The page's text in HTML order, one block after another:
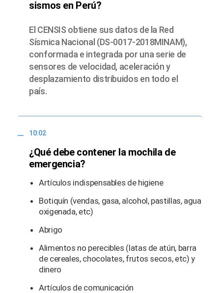
sismos en Perú?
El CENSIS obtiene sus datos de la Red
Sísmica Nacional (DS-0017-2018MINAM),
conformada e integrada por una serie de
sensores de velocidad, aceleración y
desplazamiento distribuidos en todo el
país.
10:02
¿Qué debe contener la mochila de
emergencia?
Artículos indispensables de higiene
Botiquín (vendas, gasa, alcohol, pastillas, agua
oxigenada, etc)
Abrigo
Alimentos no perecibles (latas de atún, barra
de cereales, chocolates, frutos secos, etc) y
dinero
Artículos de comunicación